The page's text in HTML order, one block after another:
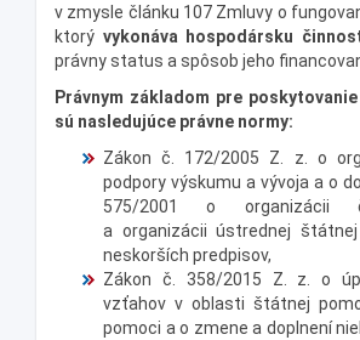
v zmysle článku 107 Zmluvy o
ktorý vykonáva hospodársku
právny status a spôsob jeho
Právnym základom pre
sú nasledujúce právne normy:
Zákon č. 172/2005 Z. z. o
podpory výskumu a vývoja a o
575/2001 o organizácii
a organizácii ústrednej
neskorších predpisov,
Zákon č. 358/2015 Z. z. o
vzťahov v oblasti štátnej
pomoci a o zmene a doplnení